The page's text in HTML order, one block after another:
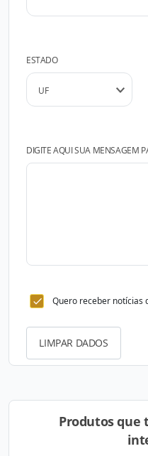
ESTADO
DIGITE AQUI SUA MENSAGEM
Quero receber notícias
LIMPAR DADOS
Produtos que